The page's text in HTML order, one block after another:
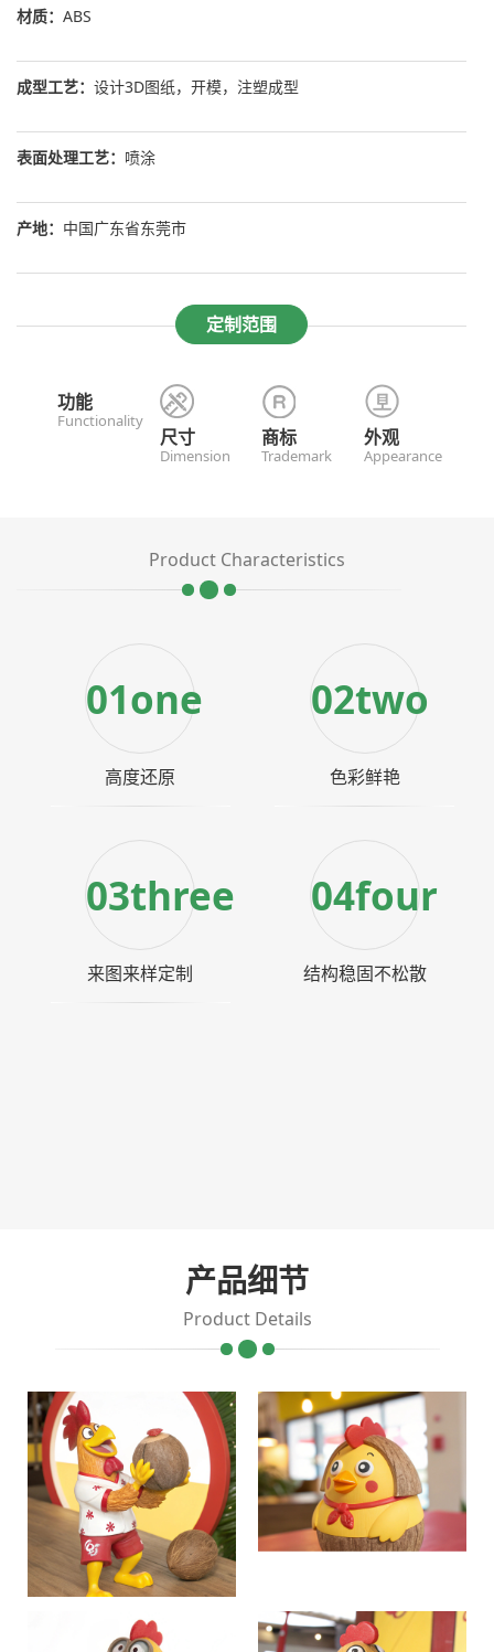
材质： ABS
成型工艺： 设计3D图纸，开模，注塑成型
表面处理工艺： 喷涂
产地： 中国广东省东莞市
定制范围
功能
Functionality
尺寸
Dimension
商标
Trademark
外观
Appearance
Product Characteristics
01one
高度还原
02two
色彩鲜艳
03three
来图来样定制
04four
结构稳固不松散
产品细节
Product Details